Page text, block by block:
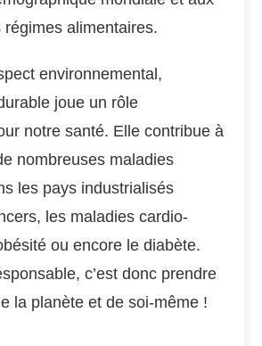
alimentaires.
environnemental,
joue un rôle
notre santé. Elle contribue à
nombreuses maladies
les pays industrialisés
les maladies cardio-
ou encore le diabète.
c’est donc prendre
la planète et de soi-même !